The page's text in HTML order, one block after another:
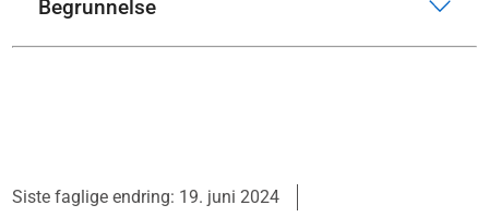
Begrunnelse
Siste faglige endring: 19. juni 2024